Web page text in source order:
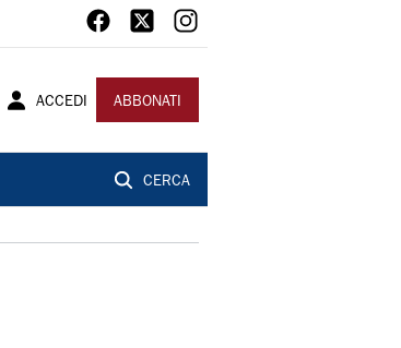
ACCEDI ABBONATI
CERCA